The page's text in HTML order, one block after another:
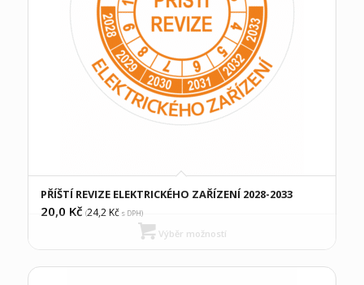
PŘÍŠTÍ REVIZE ELEKTRICKÉHO ZAŘÍZENÍ 2028-2033
20,0 Kč (24,2Kčs DPH)
Výběr možností